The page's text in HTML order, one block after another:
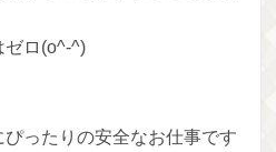
ゼロ(o^-^)
ったりの安全なお仕事です